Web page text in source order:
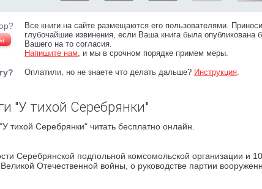
Все книги на сайте размещаются его пользователями.
глубочайшие извинения, если Ваша книга была опубликована
Вашего на то согласия.
Напишите нам, и мы в срочном порядке примем меры.
Оплатили, но не знаете что делать дальше? Инструкция.
"У тихой Серебрянки"
тихой Серебрянки" читать бесплатно онлайн.
Серебрянской подпольной комсомольской организации и
Отечественной войны, о руководстве партии